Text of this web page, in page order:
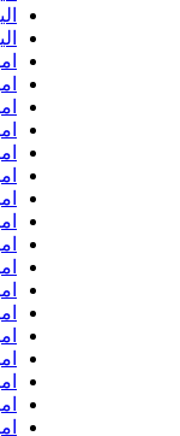
الیاس
امو باند
امید آمری
امید
امید
امید ترابی
امید تقی
امید جهان
امید حسنی
امید
امید طبایی
امید
امید نوری
امید
امیر آتشی
امیر
امیر اند
امیر بقایی